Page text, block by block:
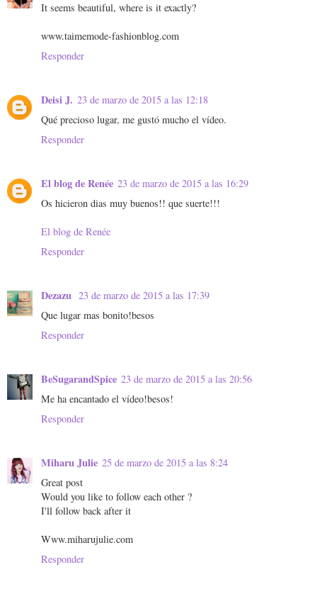
It seems beautiful, where is it exactly?
www.taimemode-fashionblog.com
Responder
Deisi J. 23 de marzo de 2015 a las 12:18
Qué precioso lugar, me gustó mucho el vídeo.
Responder
El blog de Renée 23 de marzo de 2015 a las 16:29
Os hicieron dias muy buenos!! que suerte!!!
El blog de Renée
Responder
Dezazu 23 de marzo de 2015 a las 17:39
Que lugar mas bonito!besos
Responder
BeSugarandSpice 23 de marzo de 2015 a las 20:56
Me ha encantado el vídeo!besos!
Responder
Miharu Julie 25 de marzo de 2015 a las 8:24
Great post
Would you like to follow each other ?
I'll follow back after it
Www.miharujulie.com
Responder